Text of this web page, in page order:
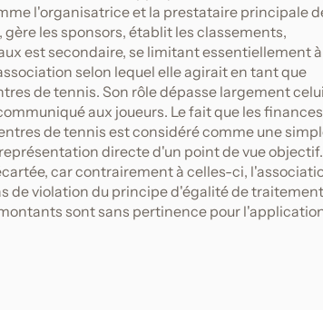
l'organisatrice et la prestataire principale
les sponsors, établit les classements,
est secondaire, se limitant essentiellement
selon lequel elle agirait en tant que
de tennis. Son rôle dépasse largement
aux joueurs. Le fait que les finances
de tennis est considéré comme une
directe d'un point de vue objectif.
car contrairement à celles-ci,
de violation du principe d'égalité de traitement
sont sans pertinence pour